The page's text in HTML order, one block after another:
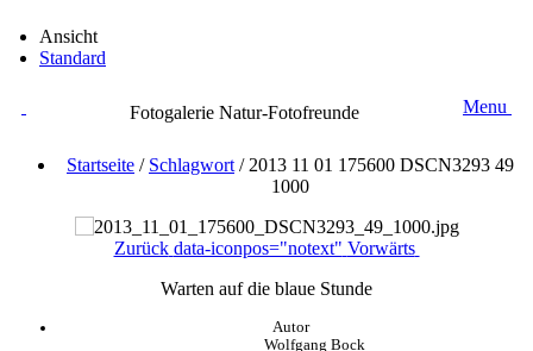
Ansicht
Standard
Fotogalerie Natur-Fotofreunde Menu
Startseite / Schlagwort / 2013 11 01 175600 DSCN3293 49
1000
Zurück data-iconpos="notext" Vorwärts
Warten auf die blaue Stunde
Autor
Wolfgang Bock